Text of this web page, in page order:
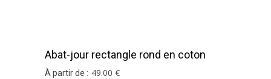
Abat-jour rectangle rond en coton
turquoise
À partir de : 49.00 €